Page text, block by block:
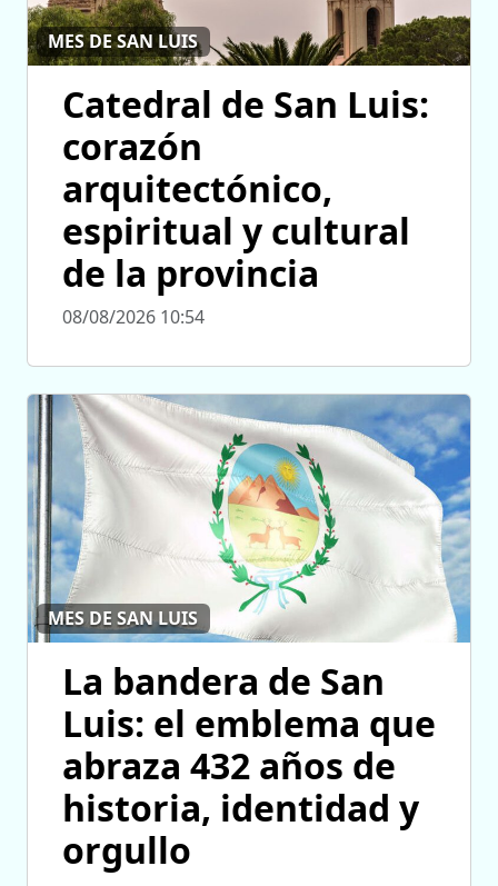
MES DE SAN LUIS
Catedral de San Luis:
corazón
arquitectónico,
espiritual y cultural
de la provincia
08/08/2026 10:54
MES DE SAN LUIS
La bandera de San
Luis: el emblema que
abraza 432 años de
historia, identidad y
orgullo